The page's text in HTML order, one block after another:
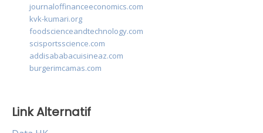
journaloffinanceeconomics.com
kvk-kumari.org
foodscienceandtechnology.com
scisportsscience.com
addisababacuisineaz.com
burgerimcamas.com
Link Alternatif